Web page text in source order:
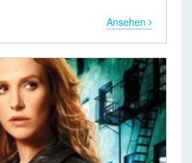
Ansehen